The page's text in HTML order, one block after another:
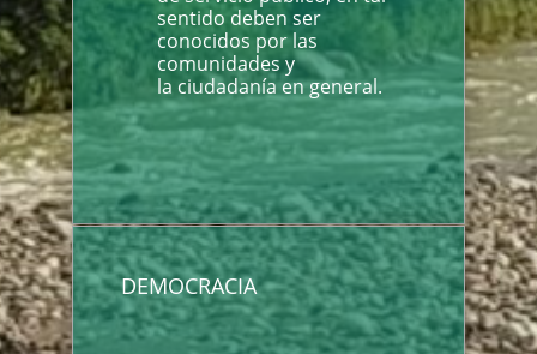
sentido deben ser
conocidos por las
comunidades y
la ciudadanía en general.
DEMOCRACIA